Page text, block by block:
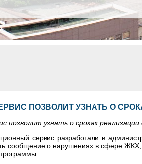
ПОЗВОЛИТ УЗНАТЬ О
позволит узнать о сроках реализации
сервис разработали в
сообщение о нарушениях в сфере ЖКХ,